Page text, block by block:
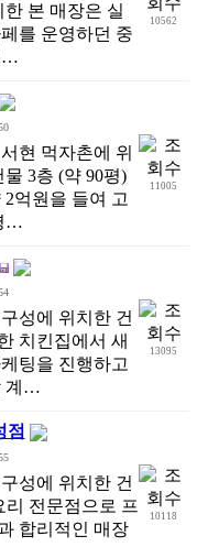
본 매장은 실
를 운영하던 중
…
10562
현 먹자촌에 위
3층 (약 90평)
억원을 들여 고
…
11005
성에 위치한 건
치킨집에서 새
팅을 진행하고
계…
13095
점
성에 위치한 건
리 전문점으로 프
합리적인 매장
10118